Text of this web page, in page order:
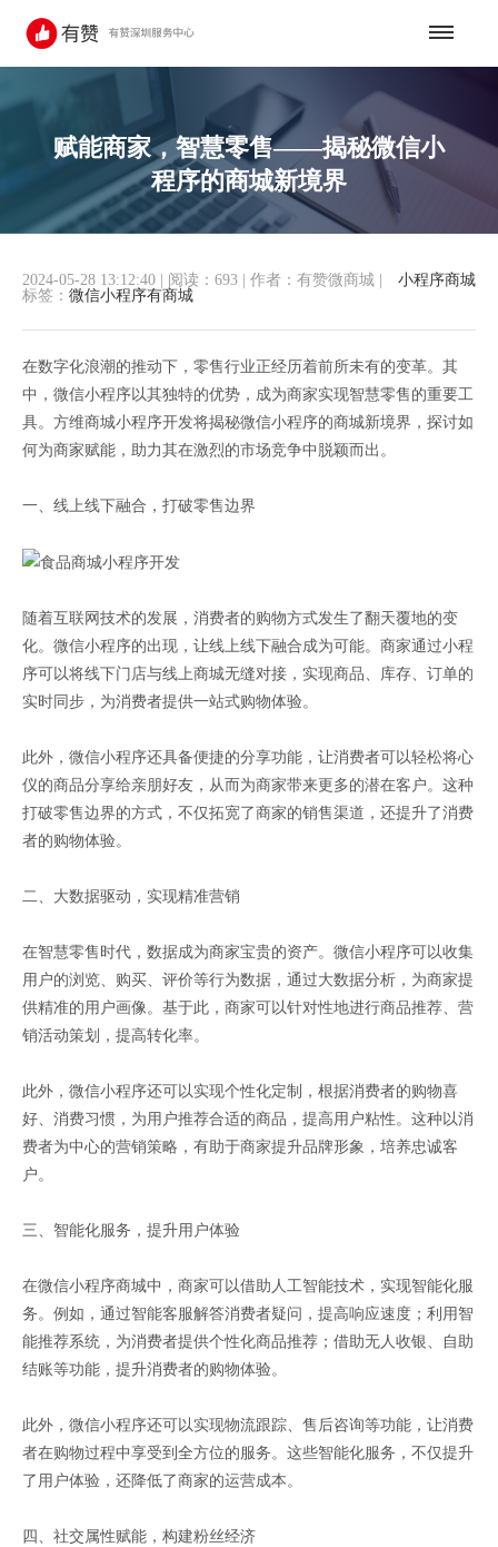
赋能商家，智慧零售——揭秘微信小
程序的商城新境界
小程序商城
2024-05-28 13:12:40 阅读：693 作者：有赞微商城
标签： 微信小程序有商城
在数字化浪潮的推动下，零售行业正经历着前所未有的变革。其
中，微信小程序以其独特的优势，成为商家实现智慧零售的重要工
具。方维商城小程序开发将揭秘微信小程序的商城新境界，探讨如
何为商家赋能，助力其在激烈的市场竞争中脱颖而出。
一、线上线下融合，打破零售边界
随着互联网技术的发展，消费者的购物方式发生了翻天覆地的变
化。微信小程序的出现，让线上线下融合成为可能。商家通过小程
序可以将线下门店与线上商城无缝对接，实现商品、库存、订单的
实时同步，为消费者提供一站式购物体验。
此外，微信小程序还具备便捷的分享功能，让消费者可以轻松将心
仪的商品分享给亲朋好友，从而为商家带来更多的潜在客户。这种
打破零售边界的方式，不仅拓宽了商家的销售渠道，还提升了消费
者的购物体验。
二、大数据驱动，实现精准营销
在智慧零售时代，数据成为商家宝贵的资产。微信小程序可以收集
用户的浏览、购买、评价等行为数据，通过大数据分析，为商家提
供精准的用户画像。基于此，商家可以针对性地进行商品推荐、营
销活动策划，提高转化率。
此外，微信小程序还可以实现个性化定制，根据消费者的购物喜
好、消费习惯，为用户推荐合适的商品，提高用户粘性。这种以消
费者为中心的营销策略，有助于商家提升品牌形象，培养忠诚客
户。
三、智能化服务，提升用户体验
在微信小程序商城中，商家可以借助人工智能技术，实现智能化服
务。例如，通过智能客服解答消费者疑问，提高响应速度；利用智
能推荐系统，为消费者提供个性化商品推荐；借助无人收银、自助
结账等功能，提升消费者的购物体验。
此外，微信小程序还可以实现物流跟踪、售后咨询等功能，让消费
者在购物过程中享受到全方位的服务。这些智能化服务，不仅提升
了用户体验，还降低了商家的运营成本。
四、社交属性赋能，构建粉丝经济